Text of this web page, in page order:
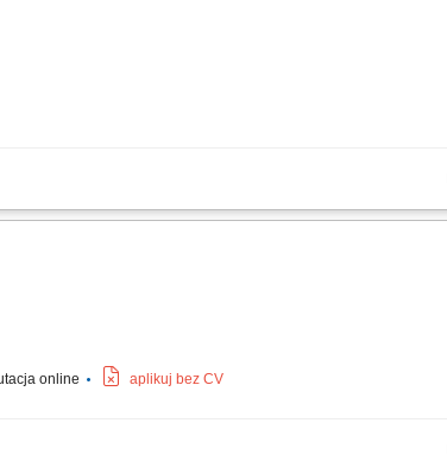
dokumentacji; weryfikacja stanu technicznego maszyn;
online aplikuj bez CV